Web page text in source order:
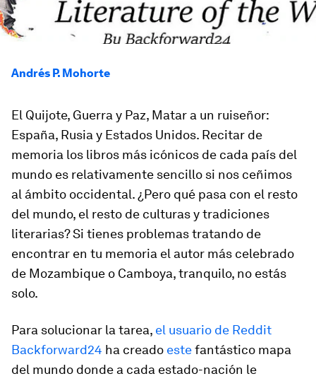
Andrés P. Mohorte
El Quijote, Guerra y Paz, Matar a un ruiseñor:
España, Rusia y Estados Unidos. Recitar de
memoria los libros más icónicos de cada país del
mundo es relativamente sencillo si nos ceñimos
al ámbito occidental. ¿Pero qué pasa con el resto
del mundo, el resto de culturas y tradiciones
literarias? Si tienes problemas tratando de
encontrar en tu memoria el autor más celebrado
de Mozambique o Camboya, tranquilo, no estás
solo.
Para solucionar la tarea, el usuario de Reddit
Backforward24 ha creado estefantástico mapa
del mundo donde a cada estado-nación le